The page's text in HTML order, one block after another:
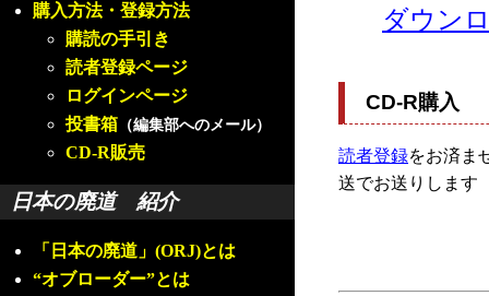
購入方法・登録方法
購読の手引き
読者登録ページ
ログインページ
投書箱 （編集部へのメール）
CD-R販売
日本の廃道 紹介
「日本の廃道」(ORJ)とは
“オブローダー”とは
ダウン
CD-R購入
読者登録をお済ま
送でお送りします